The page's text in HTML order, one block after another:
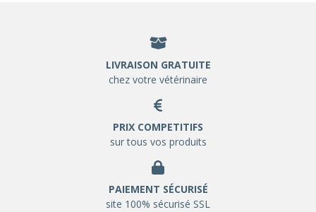
LIVRAISON GRATUITE
chez votre vétérinaire
PRIX COMPETITIFS
sur tous vos produits
PAIEMENT SÉCURISÉ
site 100% sécurisé SSL